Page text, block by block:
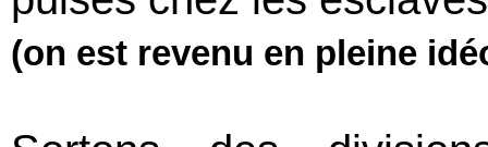
(on est revenu en pleine